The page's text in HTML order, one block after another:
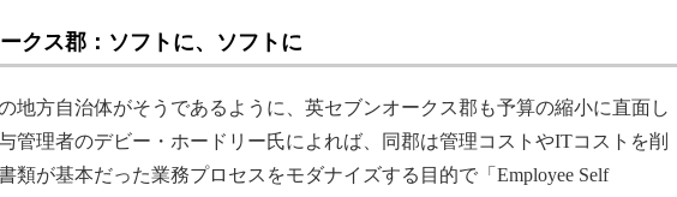
クス郡：ソフトに、ソフトに
地方自治体がそうであるように、英セブンオークス郡も予算の縮小に直面し
管理者のデビー・ホードリー氏によれば、同郡は管理コストやITコストを削
類が基本だった業務プロセスをモダナイズする目的で「Employee Self